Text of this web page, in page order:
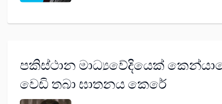
පකිස්ථාන මාධ්‍යවේදියෙක්
වෙඩි තබා ඝාතනය කෙරේ